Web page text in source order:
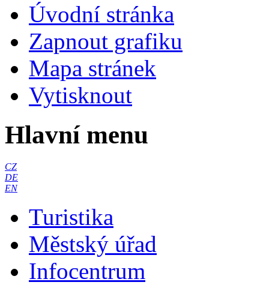
Úvodní stránka
Zapnout grafiku
Mapa stránek
Vytisknout
Hlavní menu
CZ
DE
EN
Turistika
Městský úřad
Infocentrum